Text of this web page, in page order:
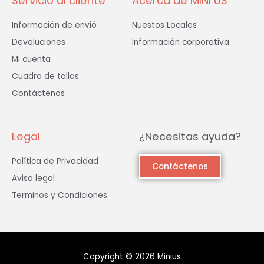
Información de envió
Devoluciones
Mi cuenta
Cuadro de tallas
Contáctenos
Nuestos Locales
Información corporativa
Legal
Política de Privacidad
Aviso legal
Terminos y Condiciones
¿Necesitas ayuda?
Contáctenos
Copyright © 2026 Minius